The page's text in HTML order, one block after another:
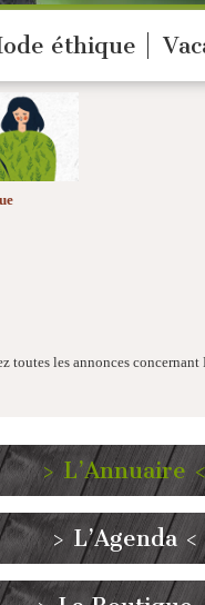
éthique
toutes les annonces
> L’Annuaire
> L’Agenda <